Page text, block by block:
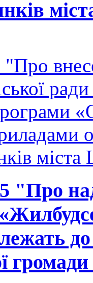
"Про